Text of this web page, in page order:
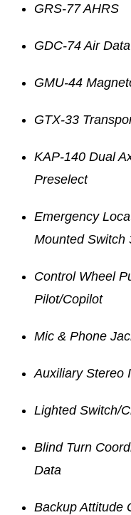
GRS-77 AHRS
GDC-74 Air
GMU-44
GTX-33
KAP-140 Dual
Preselect
Emergency
Mounted Switch
Control Wheel
Pilot/Copilot
Mic & Phone
Auxiliary Stereo
Lighted Switch/
Blind Turn
Data
Backup Attitude